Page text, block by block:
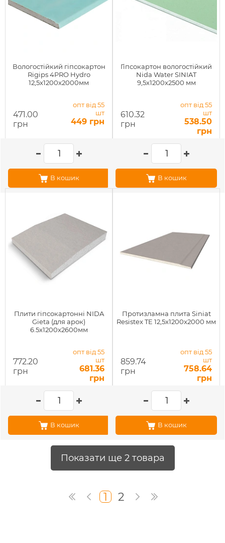
Вологостійкий гіпсокартон
Rigips 4PRO Hydro
12,5x1200x2000мм
471.00
грн
опт від 55
шт
449 грн
В кошик
Гіпсокартон вологостійкий
Nida Water SINIAT
9,5x1200x2500 мм
610.32
грн
опт від 55
шт
538.50
грн
В кошик
Плити гіпсокартонні NIDA
Gieta (для арок)
6.5x1200x2600мм
772.20
грн
опт від 55
шт
681.36
грн
В кошик
Протизламна плита Siniat
Resistex TE 12,5x1200x2000 мм
859.74
грн
опт від 55
шт
758.64
грн
В кошик
Показати ще 2 товара
1 2